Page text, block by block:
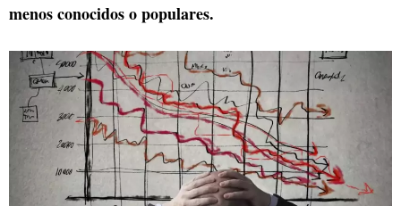
menos conocidos o populares.